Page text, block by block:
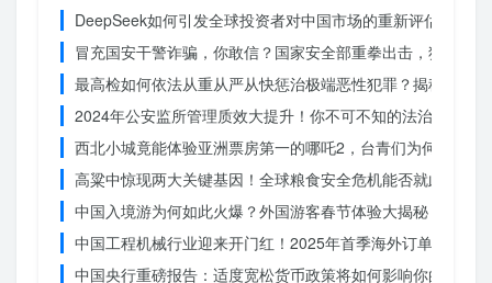
DeepSeek如何引发全球投资者对中国市场的重新评估？
冒充国安干警诈骗，你敢信？国家安全部重拳出击，犯罪团
最高检如何依法从重从严从快惩治极端恶性犯罪？揭秘重大
2024年公安监所管理质效大提升！你不可不知的法治文明新
西北小城竟能体验亚洲票房第一的哪吒2，台青们为何如此惊
高粱中惊现两大关键基因！全球粮食安全危机能否就此终结？
中国入境游为何如此火爆？外国游客春节体验大揭秘
中国工程机械行业迎来开门红！2025年首季海外订单激增，
中国央行重磅报告：适度宽松货币政策将如何影响你的消费？